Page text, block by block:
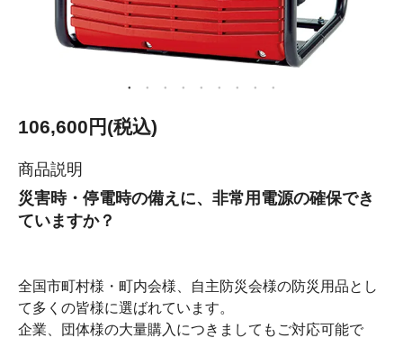
106,600円(税込)
商品説明
災害時・停電時の備えに、非常用電源の確保でき
ていますか？
全国市町村様・町内会様、自主防災会様の防災用品とし
て多くの皆様に選ばれています。
企業、団体様の大量購入につきましてもご対応可能で